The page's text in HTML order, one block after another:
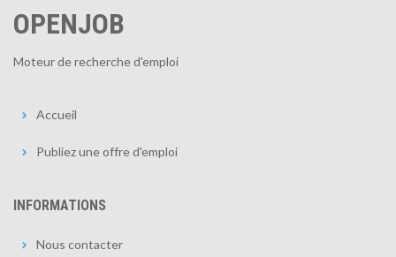
OPENJOB
Moteur de recherche d'emploi
Accueil
Publiez une offre d'emploi
INFORMATIONS
Nous contacter